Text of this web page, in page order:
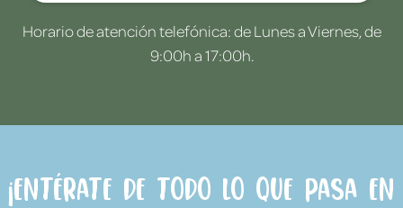
Horario de atención telefónica: de Lunes a Viernes, de
9:00h a 17:00h.
¡Entérate de todo lo que pasa en